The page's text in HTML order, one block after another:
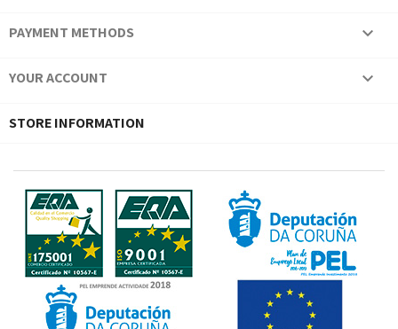
PAYMENT METHODS 
YOUR ACCOUNT 
STORE INFORMATION